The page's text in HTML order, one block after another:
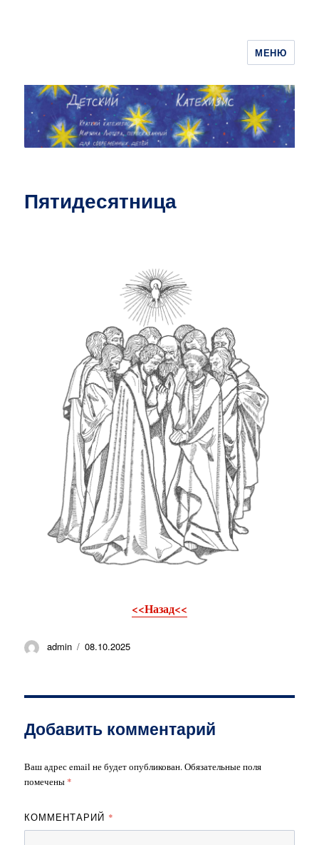
МЕНЮ
Пятидесятница
<<Назад<<
Автор
admin Опубликовано
08.10.2025
Добавить комментарий
Ваш адрес email не будет опубликован. Обязательные поля
помечены *
КОММЕНТАРИЙ *